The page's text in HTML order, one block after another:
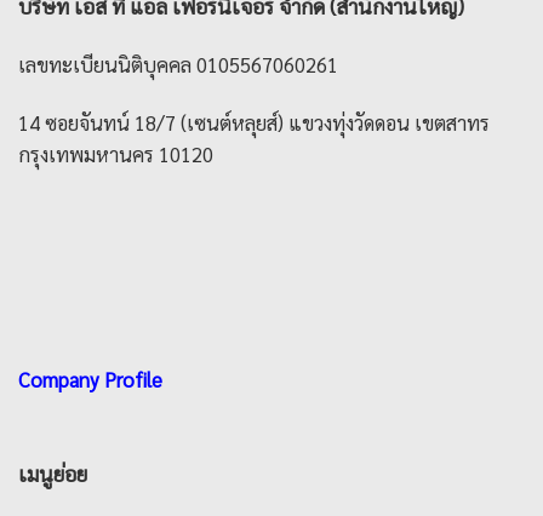
บริษัท เอส ที แอล เฟอร์นิเจอร์ จำกัด (สำนักงานใหญ่)
เลขทะเบียนนิติบุคคล 0105567060261
14 ซอยจันทน์ 18/7 (เซนต์หลุยส์) แขวงทุ่งวัดดอน เขตสาทร
กรุงเทพมหานคร 10120
Company Profile
เมนูย่อย